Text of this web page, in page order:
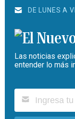
DE LUNES A
Las noticias
entender lo más